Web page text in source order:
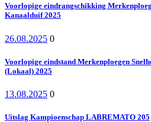
Voorlopige eindrangschikking
Kanaalduif 2025
26.08.2025 0
Voorlopige eindstand Merkenploegen
(Lokaal) 2025
13.08.2025 0
Uitslag Kampioenschap LABREMATO 205